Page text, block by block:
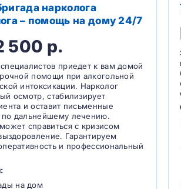
нарколога
– помощь на дому 24/7
500 р.
приедет к вам домой
помощи при алкогольной
интоксикации. Нарколог
осмотр, стабилизирует
и оставит письменные
по дальнейшему лечению.
справиться с кризисом
Гарантируем
и профессиональный
на дом